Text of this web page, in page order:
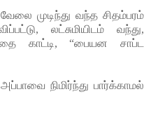
முடிந்து வந்த சிதம்பரம்
லட்சுமியிடம் வந்து,
காட்டி, “பையன சாப்ட
நிமிர்ந்து பார்க்காமல்